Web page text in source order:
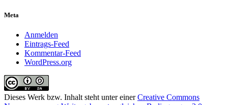
Meta
Anmelden
Eintrags-Feed
Kommentar-Feed
WordPress.org
Dieses Werk bzw. Inhalt steht unter einerCreative Commons